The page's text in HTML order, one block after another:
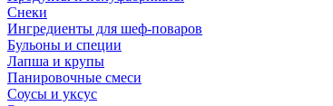
Снеки
Ингредиенты для шеф-поваров
Бульоны и специи
Лапша и крупы
Панировочные смеси
Соусы и уксус